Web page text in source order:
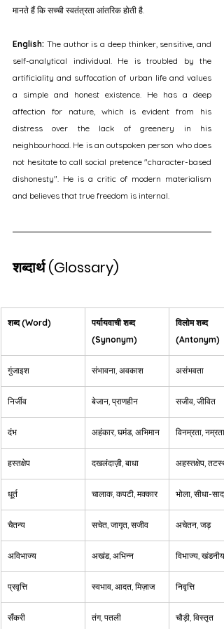
मानते हैं कि सच्ची स्वतंत्रता आंतरिक होती है.
English: The author is a deep thinker, sensitive, and
self-analytical individual. He is troubled by the
artificiality and suffocation of urban life and values
a simple and honest existence. He has a deep
affection for nature, which is evident from his
distress over the lack of greenery in his
neighbourhood. He is an outspoken person who does
not hesitate to call social pretence "character-based
dishonesty". He is a critic of modern materialism
and believes that true freedom is internal.
शब्दार्थ (Glossary)
शब्द (Word)
पर्यायवाची शब्द
(Synonym)
विलोम शब्द
(Antonym)
गुंजाइश संभावना, अवकाश असंभवता
निर्जीव बेजान, प्राणहीन सजीव, जीवित
दंभ अहंकार, घमंड, अभिमान विनम्रता, नम्रता
हस्तक्षेप दखलंदाज़ी, बाधा अहस्तक्षेप,
धूर्त चालाक, कपटी, मक्कार भोला, सीधा-सादा
चैतन्य सचेत, जागृत, सजीव अचेतन, जड़
अविभाज्य अखंड, अभिन्न विभाज्य, खंडनीय
प्रवृत्ति स्वभाव, आदत, मिज़ाज निवृत्ति
सँकरी तंग, पतली चौड़ी, विस्तृत